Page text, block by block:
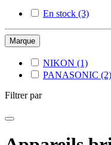
En stock (3)
Marque
NIKON (1)
PANASONIC (2)
Filtrer par